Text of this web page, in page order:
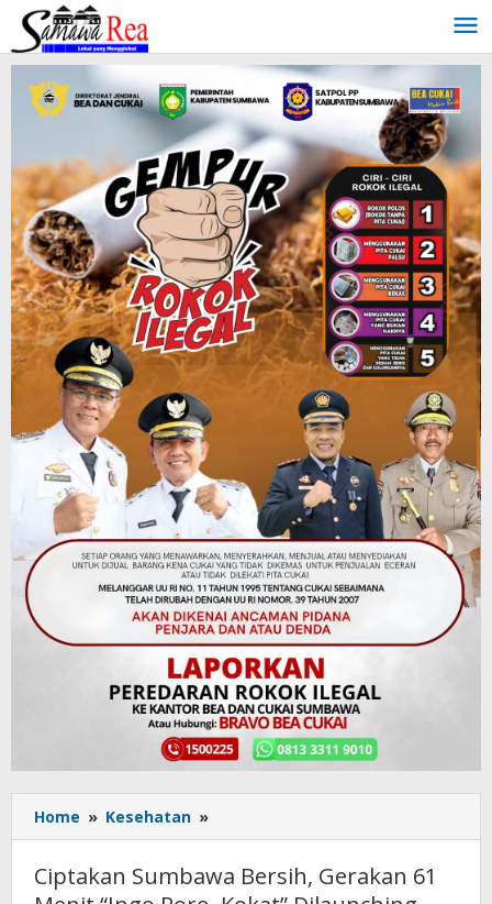
Lewati
konten
Home » Kesehatan »
Sumbawa
Gerakan
Ciptakan Sumbawa Bersih, Gerakan 61